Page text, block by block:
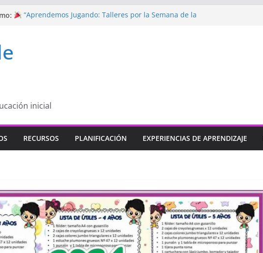
“Aprendemos Jugando: Talleres por la Semana de la
de amor)
inicial
RECURSOS PLANIFICACIÓN EXPERIENCIAS DE APRENDIZAJE